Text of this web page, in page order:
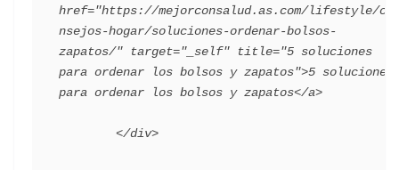
href="https://mejorconsalud.as.com/lifestyle/co
nsejos-hogar/soluciones-ordenar-bolsos-
zapatos/" target="_self" title="5 soluciones
para ordenar los bolsos y zapatos">5 soluciones
para ordenar los bolsos y zapatos</a>